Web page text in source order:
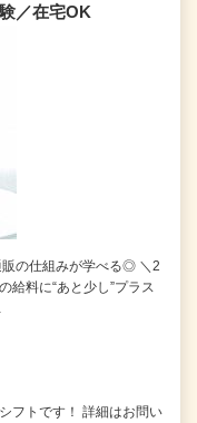
／在宅OK
の仕組みが学べる◎ ＼2
給料に“あと少し”プラス
フトです！ 詳細はお問い